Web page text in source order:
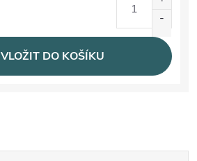
VLOŽIT DO KOŠÍKU